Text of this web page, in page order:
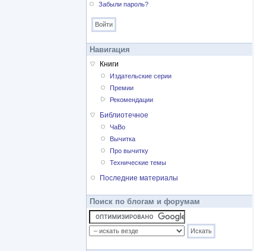
Забыли пароль?
Навигация
Книги
Издательские серии
Премии
Рекомендации
Библиотечное
ЧаВо
Вычитка
Про вычитку
Технические темы
Последние материалы
Поиск по блогам и форумам